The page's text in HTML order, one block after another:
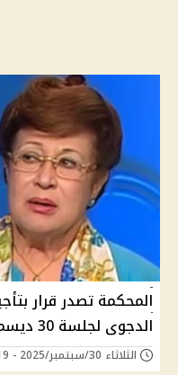
المحكمة تصدر قرار
الدجوى لجلسة 30 ديسمبر
الثلاثاء 30/سبتمبر/2025 - 02:19 م